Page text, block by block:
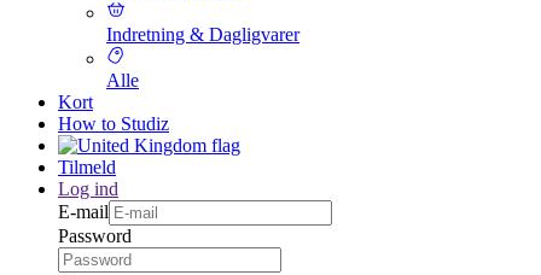
Indretning & Dagligvarer
Alle
Kort
How to Studiz
Tilmeld
Log ind
E-mail
Password